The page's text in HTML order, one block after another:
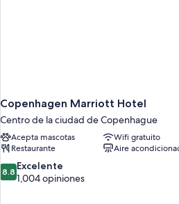
Copenhagen Marriott Hotel
Centro de la ciudad de Copenhague
Acepta mascotas
Wifi gratuito
Restaurante
Aire
8.8
de
8.8 Excelente
1,004 opiniones